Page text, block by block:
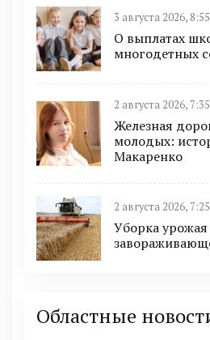
3 августа 2026, 8:55
О выплатах
многодетных
2 августа 2026, 7:35
Железная
молодых:
Макаренко
2 августа 2026, 7:25
Уборка
Областные